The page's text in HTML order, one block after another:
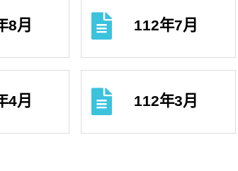
8月 112年7月
4月 112年3月